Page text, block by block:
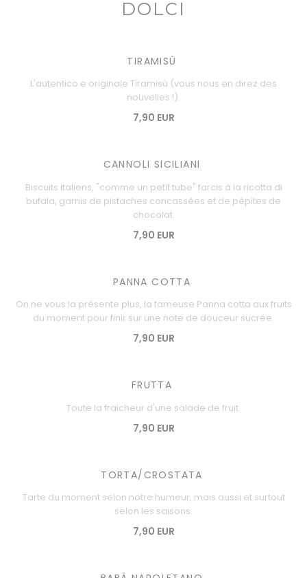
DOLCI
TIRAMISÙ
L'autentico e originale Tiramisù (vous nous en direz des
nouvelles !).
7,90 EUR
CANNOLI SICILIANI
Biscuits italiens, "comme un petit tube" farcis à la ricotta di
bufala, garnis de pistaches concassées et de pépites de
chocolat.
7,90 EUR
PANNA COTTA
On ne vous la présente plus, la fameuse Panna cotta aux fruits
du moment pour finir sur une note de douceur sucrée.
7,90 EUR
FRUTTA
Toute la fraicheur d'une salade de fruit.
7,90 EUR
TORTA/CROSTATA
Tarte du moment selon notre humeur, mais aussi et surtout
selon les saisons.
7,90 EUR